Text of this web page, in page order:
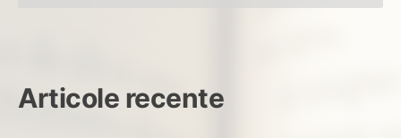
Articole recente